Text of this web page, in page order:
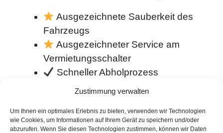
Zustimmung verwalten
Um Ihnen ein optimales Erlebnis zu bieten, verwenden wir Technologien
wie Cookies, um Informationen auf Ihrem Gerät zu speichern und/oder
abzurufen. Wenn Sie diesen Technologien zustimmen, können wir Daten
Ausgezeichnete Sauberkeit des
Fahrzeugs
Ausgezeichneter Service am
Vermietungsschalter
Schneller Abholprozess
Schnelles Übergabeverfahren
Verhältnis